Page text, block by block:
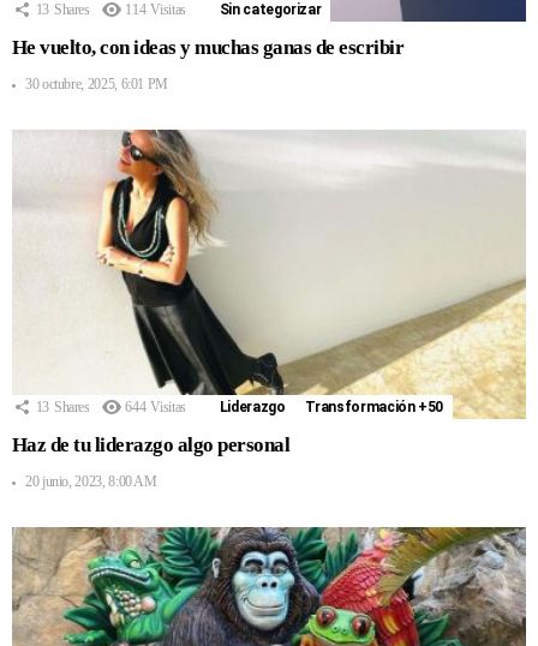
13 Shares 114 Visitas Sin categorizar
He vuelto, con ideas y muchas ganas de escribir
30 octubre, 2025, 6:01 PM
13 Shares 644 Visitas Liderazgo Transformación +50
Haz de tu liderazgo algo personal
20 junio, 2023, 8:00 AM